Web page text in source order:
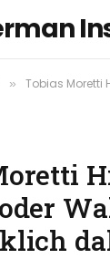
» Tobias Moretti Hirntumor: